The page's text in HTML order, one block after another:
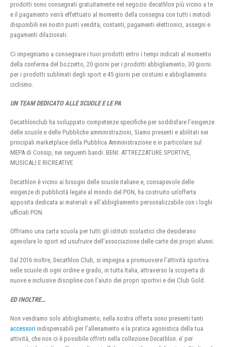
prodotti sono consegnati gratuitamente nel negozio decathlon più vicino a te
e il pagamento verrà effettuato al momento della consegna con tutti i metodi
disponibili nei nostri punti vendita, contanti, pagamenti elettronici, assegni e
pagamenti dilazionati.
Ci impegniamo a consegnare i tuoi prodotti entro i tempi indicati al momento
della conferma del bozzetto, 20 giorni per i prodotti abbigliamento, 30 giorni
per i prodotti sublimati degli sport e 45 giorni per costumi e abbigliamento
ciclismo.
UN TEAM DEDICATO ALLE SCUOLE E LE PA
Decathlonclub ha sviluppato competenze specifiche per soddisfare l’esigenze
delle scuole e delle Pubbliche amministrazioni, Siamo presenti e abilitati nei
principali marketplace della Pubblica Amministrazione e in particolare sul
MEPA di Consip, nei seguenti bandi: BENI: ATTREZZATURE SPORTIVE,
MUSICALI E RICREATIVE
Decathlon è vicino ai bisogni delle scuole italiane e, consapevole delle
esigenze di pubblicità legate al mondo del PON, ha costruito un’offerta
apposita dedicata ai materiali e all’abbigliamento personalizzabile con i loghi
ufficiali PON.
Offriamo una carta scuola per tutti gli istituti scolastici che desiderano
agevolare lo sport ed usufruire dell’associazione delle carte dei propri alunni.
Dal 2016 inoltre, Decathlon Club, si impegna a promuovere l’attività sportiva
nelle scuole di ogni ordine e grado, in tutta Italia, attraverso la scoperta di
nuove e inclusive discipline con l’aiuto dei propri sportivi e dei Club Gold.
ED INOLTRE…
Non vendiamo solo abbigliamento, nella nostra offerta sono presenti tanti
accessori indispensabili per l’allenamento e la pratica agonistica della tua
attività, che non ci è possibile offrirti nella collezione Decathlon. e’ per